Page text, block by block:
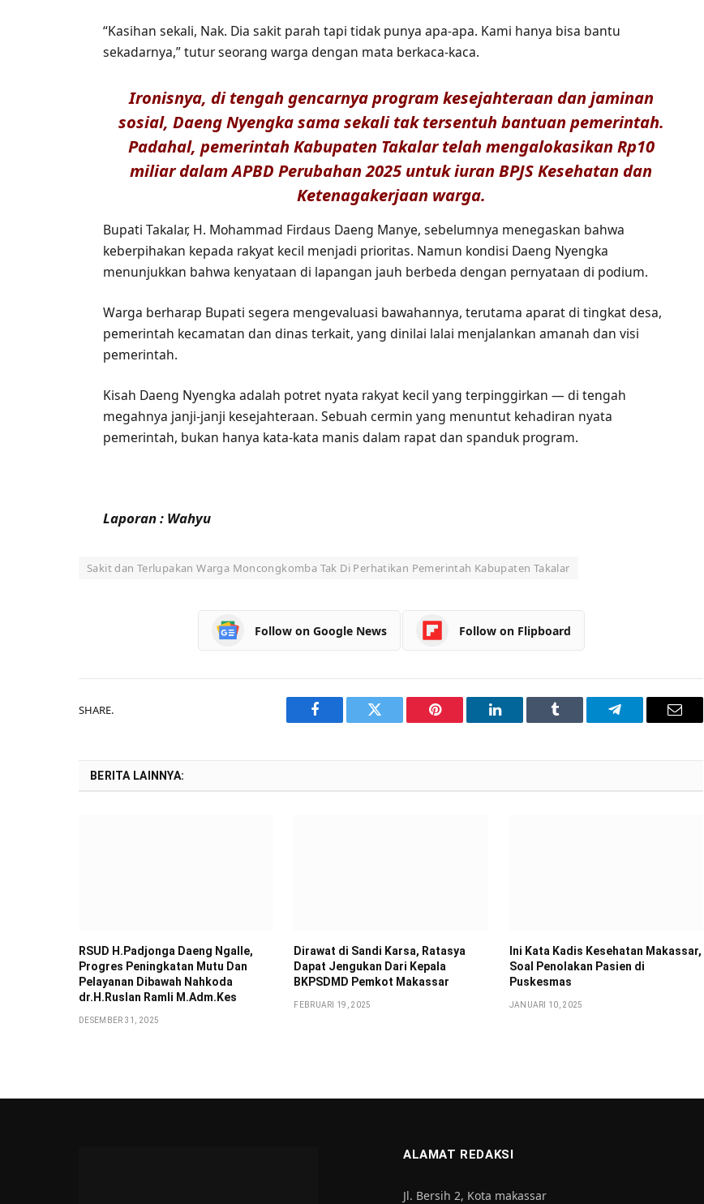
“Kasihan sekali, Nak. Dia sakit parah tapi tidak punya apa-apa. Kami hanya bisa bantu
sekadarnya,” tutur seorang warga dengan mata berkaca-kaca.
Ironisnya, di tengah gencarnya program kesejahteraan dan jaminan
sosial, Daeng Nyengka sama sekali tak tersentuh bantuan pemerintah.
Padahal, pemerintah Kabupaten Takalar telah mengalokasikan Rp10
miliar dalam APBD Perubahan 2025 untuk iuran BPJS Kesehatan dan
Ketenagakerjaan warga.
Bupati Takalar, H. Mohammad Firdaus Daeng Manye, sebelumnya menegaskan bahwa
keberpihakan kepada rakyat kecil menjadi prioritas. Namun kondisi Daeng Nyengka
menunjukkan bahwa kenyataan di lapangan jauh berbeda dengan pernyataan di podium.
Warga berharap Bupati segera mengevaluasi bawahannya, terutama aparat di tingkat desa,
pemerintah kecamatan dan dinas terkait, yang dinilai lalai menjalankan amanah dan visi
pemerintah.
Kisah Daeng Nyengka adalah potret nyata rakyat kecil yang terpinggirkan — di tengah
megahnya janji-janji kesejahteraan. Sebuah cermin yang menuntut kehadiran nyata
pemerintah, bukan hanya kata-kata manis dalam rapat dan spanduk program.
Laporan : Wahyu
Sakit dan Terlupakan Warga Moncongkomba Tak Di Perhatikan Pemerintah Kabupaten Takalar
Follow on Google News Follow on Flipboard
SHARE.
Facebook Twitter Pinterest LinkedIn Tumblr Telegram Email
BERITA LAINNYA:
RSUD H.Padjonga Daeng Ngalle,
Progres Peningkatan Mutu Dan
Pelayanan Dibawah Nahkoda
dr.H.Ruslan Ramli M.Adm.Kes
DESEMBER 31, 2025
Dirawat di Sandi Karsa, Ratasya
Dapat Jengukan Dari Kepala
BKPSDMD Pemkot Makassar
FEBRUARI 19, 2025
Ini Kata Kadis Kesehatan Makassar,
Soal Penolakan Pasien di
Puskesmas
JANUARI 10, 2025
ALAMAT REDAKSI
Jl. Bersih 2, Kota makassar